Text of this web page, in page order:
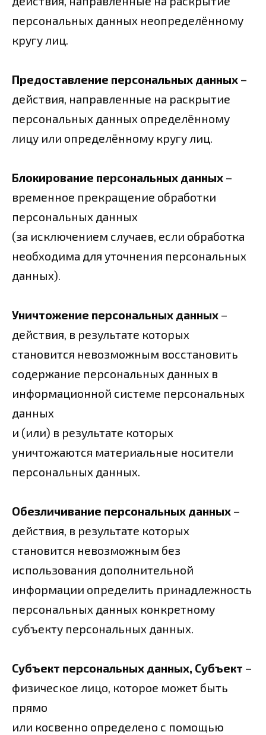
персональных данных неопределённому
кругу лиц.
Предоставление персональных данных –
действия, направленные на раскрытие
персональных данных определённому
лицу или определённому кругу лиц.
Блокирование персональных данных –
временное прекращение обработки
персональных данных
(за исключением случаев, если обработка
необходима для уточнения персональных
данных).
Уничтожение персональных данных –
действия, в результате которых
становится невозможным восстановить
содержание персональных данных в
информационной системе персональных
данных
и (или) в результате которых
уничтожаются материальные носители
персональных данных.
Обезличивание персональных данных –
действия, в результате которых
становится невозможным без
использования дополнительной
информации определить принадлежность
персональных данных конкретному
субъекту персональных данных.
Субъект персональных данных, Субъект –
физическое лицо, которое может быть
прямо
или косвенно определено с помощью